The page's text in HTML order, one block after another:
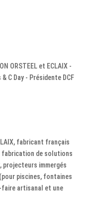
ORSTEEL et ECLAIX -
C Day - Présidente DCF
fabricant français
fabrication de solutions
projecteurs immergés
piscines, fontaines
faire artisanal et une